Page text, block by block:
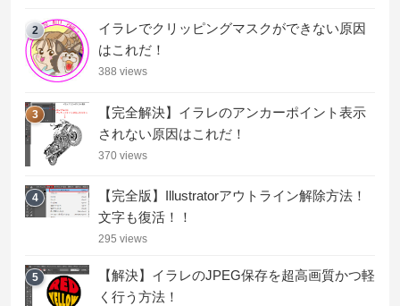
2
イラレでクリッピングマスクができない原因
はこれだ！
388 views
3
【完全解決】イラレのアンカーポイント表示
されない原因はこれだ！
370 views
4
【完全版】Illustratorアウトライン解除方法！
文字も復活！！
295 views
5
【解決】イラレのJPEG保存を超高画質かつ軽
く行う方法！